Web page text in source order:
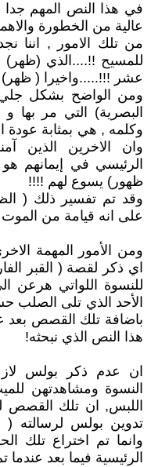
في هذا النص المهم
عالية من الخطورة
من تلك الامور , اننا
للمسيح !!....الذي
عشر !!!.....واخيرا (
ومن الواضح بشكل جلي
البصرية) التي مر بها
وكلمه , هي بمثابة عودة
وان الاخرين الذين
الرئيسي في إيمانهم
ظهور) يسوع لهم !!!!
وقد تم تفسير ذلك (
على انه قيامة من
ومن الأمور المهمة
اي ذكر لقصة ( القبر
للنسوة اللواتي هرعن
الأحد الذي تلى الصلب
باضافة تلك القصص
هذا النص الذي نبحثه!
ان عدم ذكر بولس
النسوة ومشاهدتهن
اللبس, ان تلك
وانما تم اختراع تلك
الرئيسية فيما بعد عندما